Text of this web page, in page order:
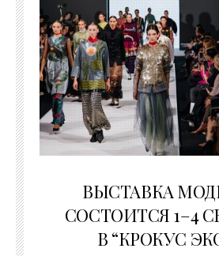
ВЫСТАВКА
СОСТОИТСЯ 1–4
В “КРОКУС